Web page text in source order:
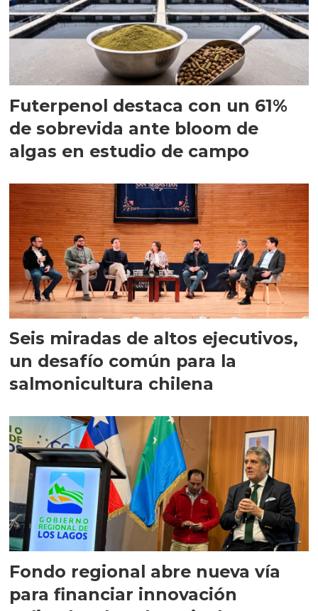
Futerpenol destaca con un 61%
de sobrevida ante bloom de
algas en estudio de campo
Seis miradas de altos ejecutivos,
un desafío común para la
salmonicultura chilena
Fondo regional abre nueva vía
para financiar innovación